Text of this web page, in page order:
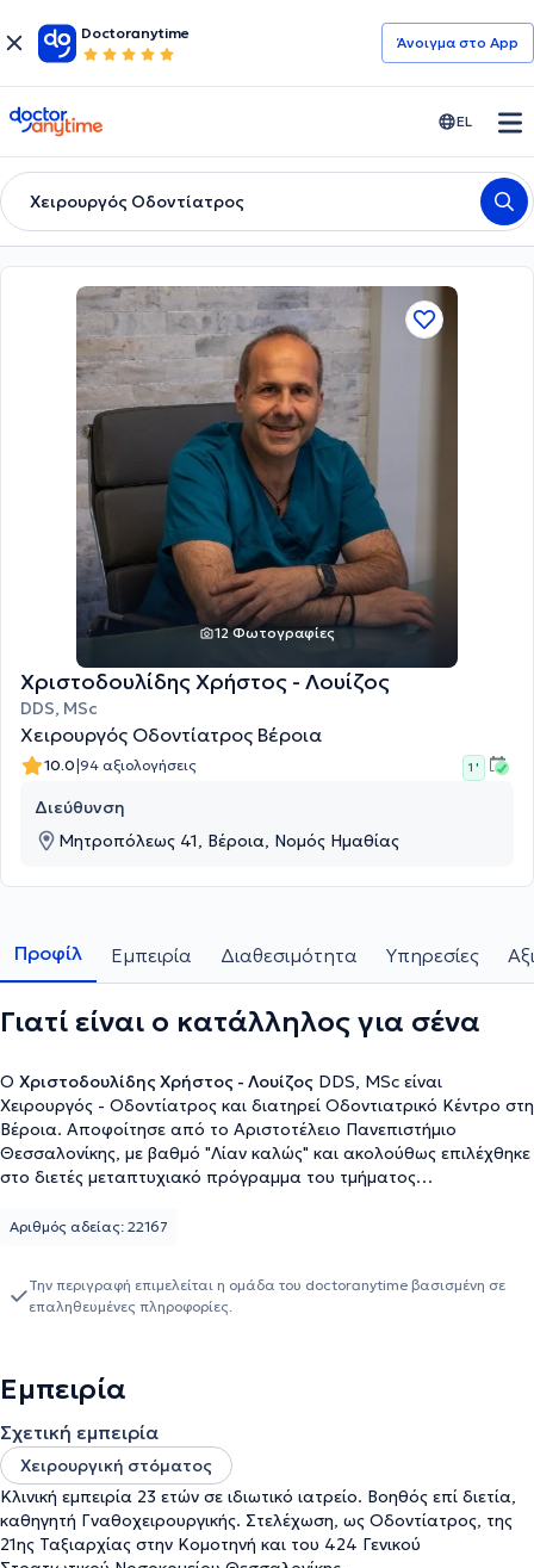
Doctoranytime
Άνοιγμα στο App
doctoranytime EL
Χειρουργός Οδοντίατρος
12 Φωτογραφίες
Χριστοδουλίδης Χρήστος - Λουίζος
DDS, MSc
Χειρουργός Οδοντίατρος Βέροια
10.0|94 αξιολογήσεις 1 '
Διεύθυνση
Μητροπόλεως 41, Βέροια, Νομός Ημαθίας
Προφίλ Εμπειρία Διαθεσιμότητα Υπηρεσίες
Γιατί είναι ο κατάλληλος για σένα
Ο Χριστοδουλίδης Χρήστος - Λουίζος DDS, MSc είναι
Χειρουργός - Οδοντίατρος και διατηρεί Οδοντιατρικό Κέντρο στη
Βέροια. Αποφοίτησε από το Αριστοτέλειο Πανεπιστήμιο
Θεσσαλονίκης, με βαθμό "Λίαν καλώς" και ακολούθως επιλέχθηκε
στο διετές μεταπτυχιακό πρόγραμμα του τμήματος
Ακτινολογίας του Αριστοτελείου Πανεπιστημίου Θεσσαλονίκης.
μεταπτυχιακές σπουδές με τη διπλωματική του εργασία για τις
κύστεις των γνάθων. Η ομάδα του αναλαμβάνει υπεύθυνα την
πρωτόκολλο αποστείρωσης-απολύμανσης. Με εφόδια την
επιμόρφωση, τη χρήση σύγχρονης τεχνολογίας και των πλέον
ποιοτικών υλικών, διαχειρίζεται απλά ή σύνθετα περιστατικά με
επιτυχία. Το ιατρείο βρίσκεται στο κέντρο της πόλης, διαθέτει
άνετους και ευχάριστους χώρους, σε ένα ασφαλές για την υγεία
σας περιβάλλον. Για τις οδοντιατρικές αποκαταστάσεις
παρέχεται εγγύηση και γίνονται δεκτοί εναλλακτικοί τρόποι
Αριθμός αδείας: 22167
Την περιγραφή επιμελείται η ομάδα του doctoranytime βασισμένη σε
επαληθευμένες πληροφορίες.
Εμπειρία
Σχετική εμπειρία
Χειρουργική στόματος
Κλινική εμπειρία 23 ετών σε ιδιωτικό ιατρείο. Βοηθός επί διετία,
καθηγητή Γναθοχειρουργικής. Στελέχωση, ως Οδοντίατρος, της
21ης Ταξιαρχίας στην Κομοτηνή και του 424 Γενικού